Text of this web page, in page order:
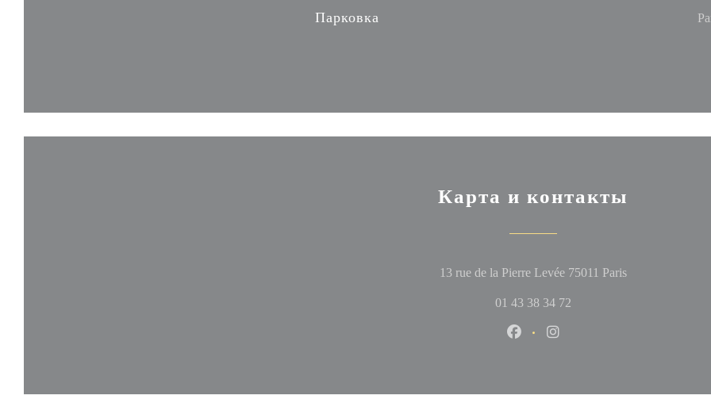
Парковка
Карта и контакты
13 rue de la Pierre Levée 75011 Paris((открывается
01 43 38 34 72
Facebook ((открывается в новом